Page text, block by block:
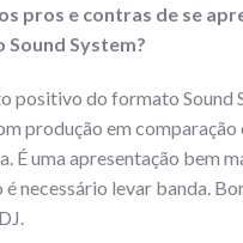
pros e contras de se
System?
positivo do formato Sound
produção em comparação
É uma apresentação bem
é necessário levar banda.